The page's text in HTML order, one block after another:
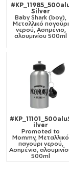
Silver
Baby Shark (boy),
Μεταλλικό παγούρι
νερού, Ασημένιο,
αλουμινίου 500ml
ilver
Promoted to
Mommy, Μεταλλικό
παγούρι νερού,
Ασημένιο,
500ml